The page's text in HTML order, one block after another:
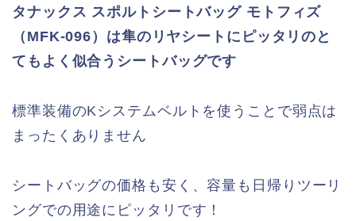
タナックス スポルトシートバッグ モトフィズ
（MFK-096）は隼のリヤシートにピッタリのと
てもよく似合うシートバッグです
標準装備のKシステムベルトを使うことで弱点は
まったくありません
シートバッグの価格も安く、容量も日帰りツーリ
ングでの用途にピッタリです！